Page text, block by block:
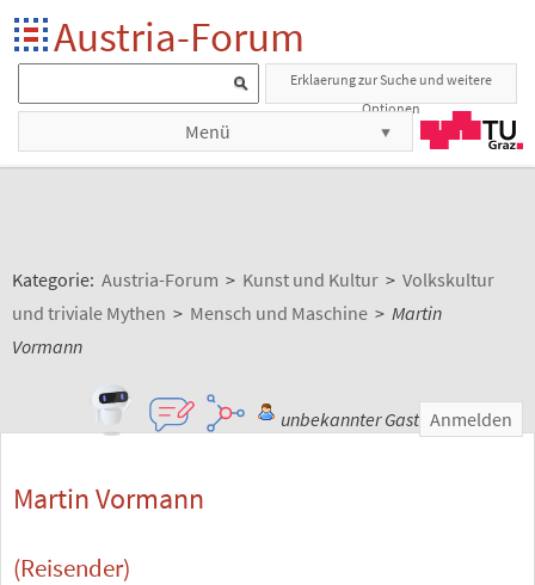
Austria-Forum
Erklaerung zur Suche und weitere
Optionen
Menü
Kategorie: Austria-Forum > Kunst und Kultur > Volkskultur
und triviale Mythen > Mensch und Maschine > Martin
Vormann
unbekannter Gast Anmelden
Martin Vormann
(Reisender)